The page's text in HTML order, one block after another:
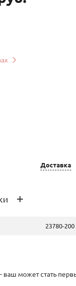
товара
Доставка
23780-200
ваш может стать